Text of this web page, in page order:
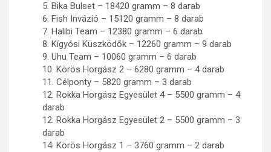
5. Bika Bulset – 18420 gramm – 8 darab
6. Fish Invázió – 15120 gramm – 8 darab
7. Halibi Team – 12380 gramm – 6 darab
8. Kígyósi Küszködők – 12260 gramm – 9 darab
9. Uhu Team – 10060 gramm – 6 darab
10. Körös Horgász 2 – 6280 gramm – 4 darab
11. Célponty – 5820 gramm – 3 darab
12. Rokka Horgász Egyesület 4 – 5500 gramm – 4
darab
12. Rokka Horgász Egyesület 2 – 5500 gramm – 3
darab
14. Körös Horgász 1 – 3760 gramm – 2 darab